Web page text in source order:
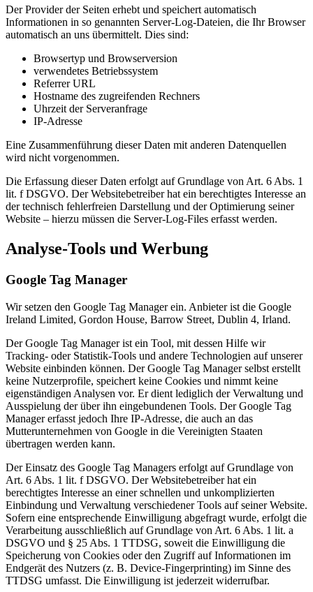
Der Provider der Seiten erhebt und speichert automatisch
Informationen in so genannten Server-Log-Dateien, die Ihr Browser
automatisch an uns übermittelt. Dies sind:
Browsertyp und Browserversion
verwendetes Betriebssystem
Referrer URL
Hostname des zugreifenden Rechners
Uhrzeit der Serveranfrage
IP-Adresse
Eine Zusammenführung dieser Daten mit anderen Datenquellen
wird nicht vorgenommen.
Die Erfassung dieser Daten erfolgt auf Grundlage von Art. 6 Abs. 1
lit. f DSGVO. Der Websitebetreiber hat ein berechtigtes Interesse an
der technisch fehlerfreien Darstellung und der Optimierung seiner
Website – hierzu müssen die Server-Log-Files erfasst werden.
Analyse-Tools und Werbung
Google Tag Manager
Wir setzen den Google Tag Manager ein. Anbieter ist die Google
Ireland Limited, Gordon House, Barrow Street, Dublin 4, Irland.
Der Google Tag Manager ist ein Tool, mit dessen Hilfe wir
Tracking- oder Statistik-Tools und andere Technologien auf unserer
Website einbinden können. Der Google Tag Manager selbst erstellt
keine Nutzerprofile, speichert keine Cookies und nimmt keine
eigenständigen Analysen vor. Er dient lediglich der Verwaltung und
Ausspielung der über ihn eingebundenen Tools. Der Google Tag
Manager erfasst jedoch Ihre IP-Adresse, die auch an das
Mutterunternehmen von Google in die Vereinigten Staaten
übertragen werden kann.
Der Einsatz des Google Tag Managers erfolgt auf Grundlage von
Art. 6 Abs. 1 lit. f DSGVO. Der Websitebetreiber hat ein
berechtigtes Interesse an einer schnellen und unkomplizierten
Einbindung und Verwaltung verschiedener Tools auf seiner Website.
Sofern eine entsprechende Einwilligung abgefragt wurde, erfolgt die
Verarbeitung ausschließlich auf Grundlage von Art. 6 Abs. 1 lit. a
DSGVO und § 25 Abs. 1 TTDSG, soweit die Einwilligung die
Speicherung von Cookies oder den Zugriff auf Informationen im
Endgerät des Nutzers (z. B. Device-Fingerprinting) im Sinne des
TTDSG umfasst. Die Einwilligung ist jederzeit widerrufbar.